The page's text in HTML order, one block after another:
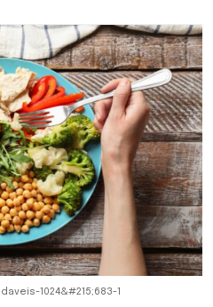
1024&#215;683-1